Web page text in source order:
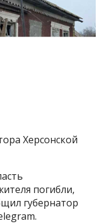
Херсонской
погибли,
губернатор